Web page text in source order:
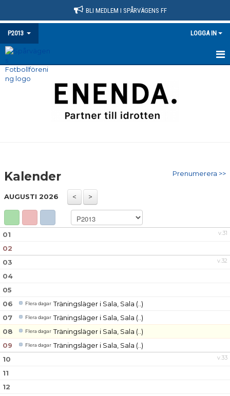
BLI MEDLEM I SPÅRVÄGENS FF
P2013 LOGGA IN
HEM
KONTAKT
Prenumerera >>
Kalender
AUGUSTI 2026
v.31
01
02
v.32
03
04
05
06
Flera dagarTräningsläger i Sala, Sala (..)
07
Flera dagarTräningsläger i Sala, Sala (..)
08
Flera dagarTräningsläger i Sala, Sala (..)
09
Flera dagarTräningsläger i Sala, Sala (..)
v.33
10
11
12